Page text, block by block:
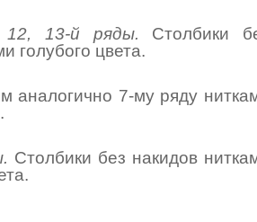
13-й ряды. Столбики
голубого цвета.
аналогично 7-му ряду
Столбики без накидов